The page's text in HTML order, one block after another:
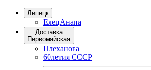
Липецк
ЕлецАнапа
Доставка
Первомайская
Плеханова
60летия СССР